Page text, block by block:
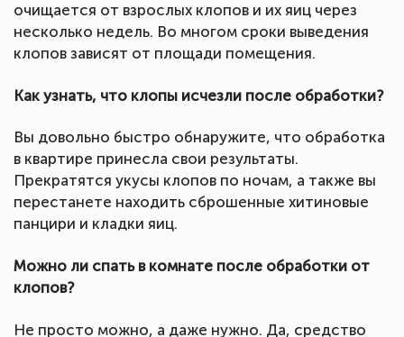
очищается от взрослых клопов и их яиц через
несколько недель. Во многом сроки выведения
клопов зависят от площади помещения.
Как узнать, что клопы исчезли после обработки?
Вы довольно быстро обнаружите, что обработка
в квартире принесла свои результаты.
Прекратятся укусы клопов по ночам, а также вы
перестанете находить сброшенные хитиновые
панцири и кладки яиц.
Можно ли спать в комнате после обработки от
клопов?
Не просто можно, а даже нужно. Да, средство